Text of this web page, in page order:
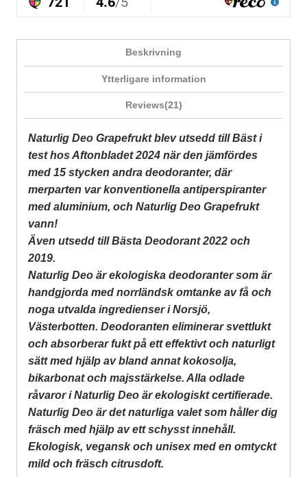
Grapefrukt
Beskrivning
Ytterligare information
Reviews(21)
Naturlig Deo Grapefrukt blev utsedd till Bäst i
test hos Aftonbladet 2024 när den jämfördes
med 15 stycken andra deodoranter, där
merparten var konventionella antiperspiranter
med aluminium, och Naturlig Deo Grapefrukt
vann!
Även utsedd till Bästa Deodorant 2022 och
2019.
Naturlig Deo är ekologiska deodoranter som är
handgjorda med norrländsk omtanke av få och
noga utvalda ingredienser i Norsjö,
Västerbotten. Deodoranten eliminerar svettlukt
och absorberar fukt på ett effektivt och naturligt
sätt med hjälp av bland annat kokosolja,
bikarbonat och majsstärkelse. Alla odlade
råvaror i Naturlig Deo är ekologiskt certifierade.
Naturlig Deo är det naturliga valet som håller dig
fräsch med hjälp av ett schysst innehåll.
Ekologisk, vegansk och unisex med en omtyckt
mild och fräsch citrusdoft.